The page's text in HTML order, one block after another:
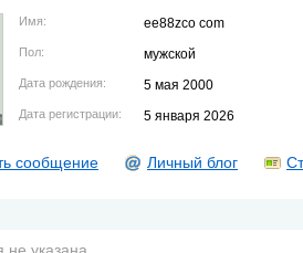
Имя: ee88zco com
Пол: мужской
Дата рождения: 5 мая 2000
Дата регистрации: 5 января 2026
сообщение Личный блог